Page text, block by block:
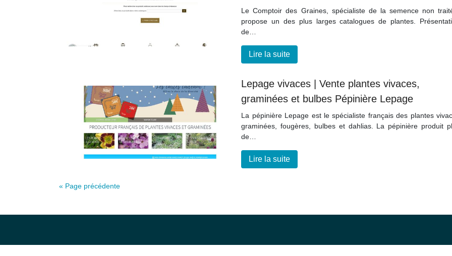
Le Comptoir des Graines, spécialiste de la semence non
propose un des plus larges catalogues de plantes.
de…
Lire la suite
Lepage vivaces | Vente plantes vivaces,
graminées et bulbes Pépinière Lepage
La pépinière Lepage est le spécialiste français des plantes
graminées, fougères, bulbes et dahlias. La pépinière produit
de…
Lire la suite
« Page précédente